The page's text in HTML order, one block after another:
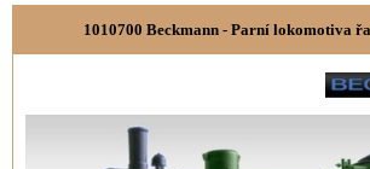
1010700 Beckmann - Parní lokomotiva